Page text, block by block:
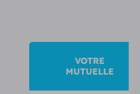
VOTRE
MUTUELLE